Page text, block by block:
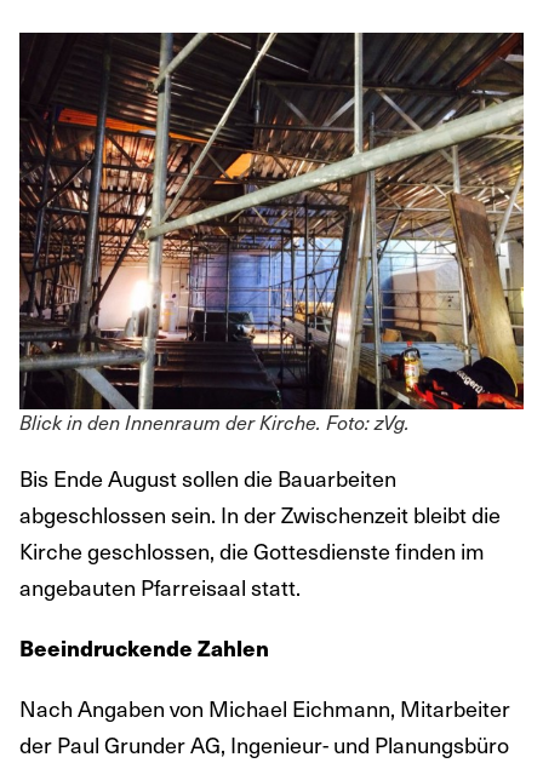
Blick in den Innenraum der Kirche. Foto: zVg.
Bis Ende August sollen die Bauarbeiten
abgeschlossen sein. In der Zwischenzeit bleibt die
Kirche geschlossen, die Gottesdienste finden im
angebauten Pfarreisaal statt.
Beeindruckende Zahlen
Nach Angaben von Michael Eichmann, Mitarbeiter
der Paul Grunder AG, Ingenieur- und Planungsbüro